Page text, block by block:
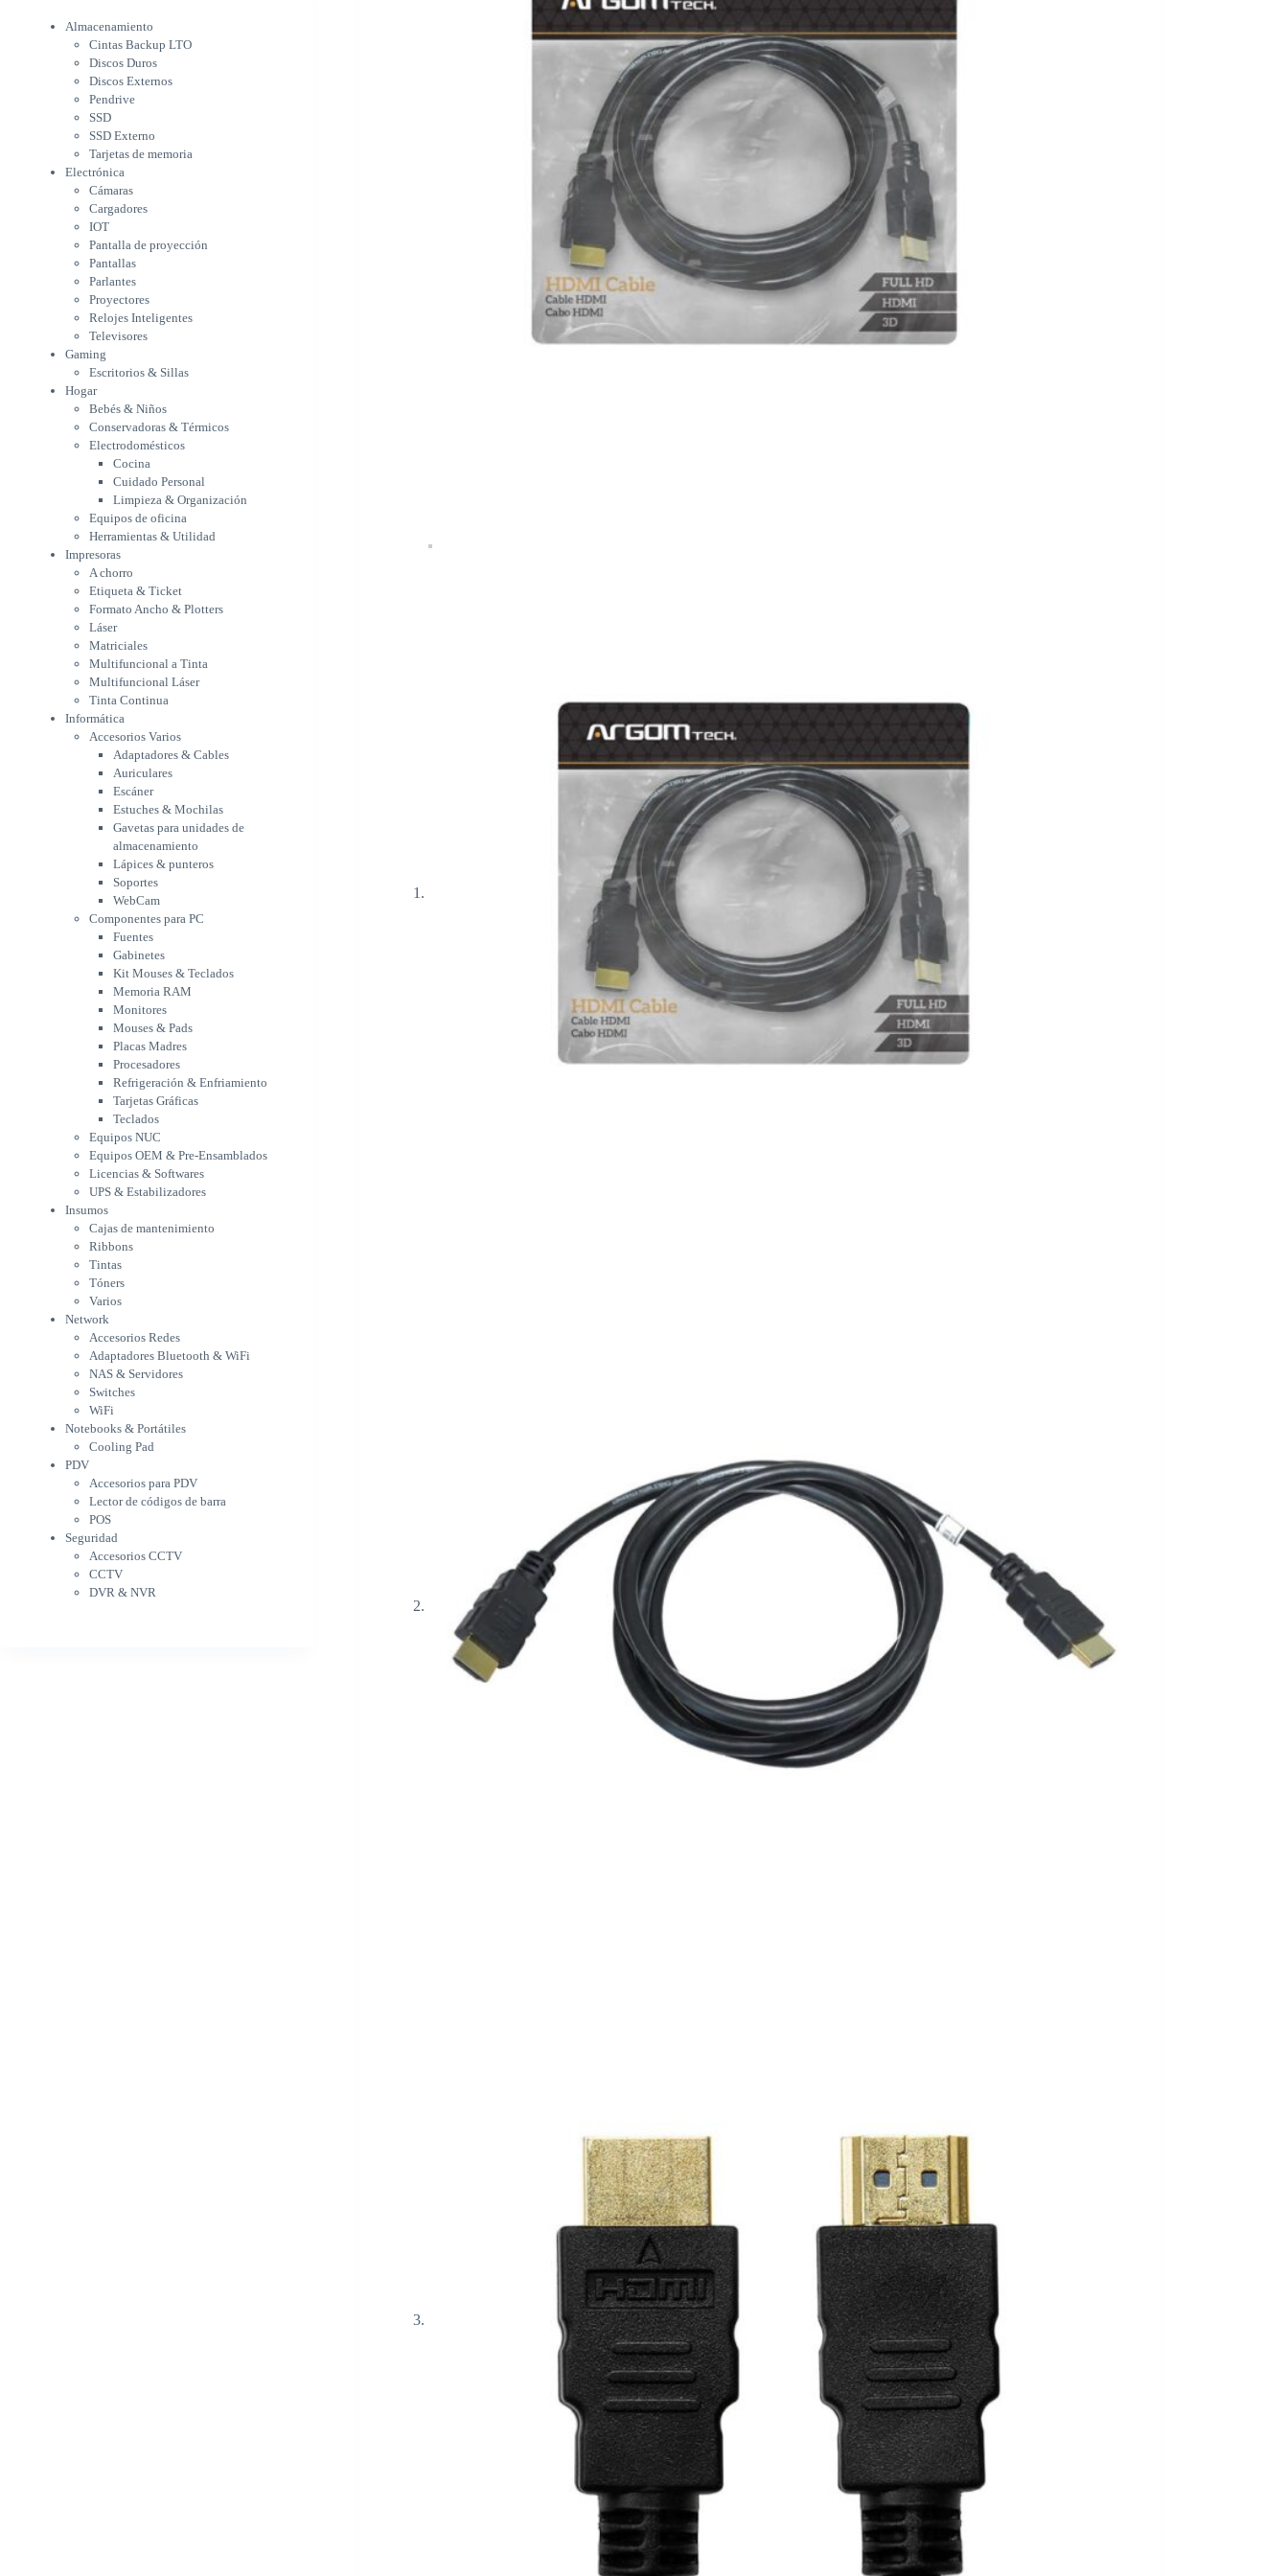
Cámaras
Cargadores
IOT
Pantalla de proyección
Pantallas
Parlantes
Proyectores
Relojes Inteligentes
Televisores
Gaming
Escritorios & Sillas
Hogar
Bebés & Niños
Conservadoras & Térmicos
Electrodomésticos
Cocina
Cuidado Personal
Equipos de oficina
Impresoras
A chorro
Etiqueta & Ticket
Formato Ancho & Plotters
Láser
Matriciales
Multifuncional a Tinta
Multifuncional Láser
Tinta Continua
Informática
Accesorios Varios
Adaptadores & Cables
Auriculares
Escáner
Estuches & Mochilas
Gavetas para unidades de
Lápices & punteros
Soportes
WebCam
Componentes para PC
Fuentes
Gabinetes
Kit Mouses & Teclados
Memoria RAM
Monitores
Mouses & Pads
Placas Madres
Procesadores
Refrigeración &
Enfriamiento
Tarjetas Gráficas
Teclados
Equipos NUC
Equipos OEM & Pre-
Ensamblados
Licencias & Softwares
UPS & Estabilizadores
Insumos
Cajas de mantenimiento
Ribbons
Tintas
Tóners
Varios
Network
Accesorios Redes
Adaptadores Bluetooth &
WiFi
NAS & Servidores
Switches
WiFi
Notebooks & Portátiles
Cargador para notebook
Cooling Pad
PDV
Accesorios para PDV
POS
Seguridad
Accesorios CCTV
CCTV
DVR & NVR
Sin categorizar
Almacenamiento
Cintas Backup LTO
Discos Duros
Discos Externos
Pendrive
SSD
SSD Externo
Tarjetas de memoria
Electrónica
Cámaras
Cargadores
IOT
Pantalla de proyección
Pantallas
Parlantes
Proyectores
Relojes Inteligentes
Televisores
Gaming
Escritorios & Sillas
Hogar
Bebés & Niños
Conservadoras & Térmicos
Electrodomésticos
Cocina
Cuidado Personal
Limpieza & Organización
Equipos de oficina
Herramientas & Utilidad
Impresoras
A chorro
Etiqueta & Ticket
Formato Ancho & Plotters
Láser
Matriciales
Multifuncional a Tinta
Multifuncional Láser
Tinta Continua
Informática
Accesorios Varios
Adaptadores & Cables
Auriculares
Escáner
Estuches & Mochilas
Gavetas para unidades de
almacenamiento
Lápices & punteros
Soportes
WebCam
Componentes para PC
Fuentes
Gabinetes
Kit Mouses & Teclados
Memoria RAM
Monitores
Mouses & Pads
Placas Madres
Procesadores
Refrigeración & Enfriamiento
Tarjetas Gráficas
Teclados
Equipos NUC
Equipos OEM & Pre-Ensamblados
Licencias & Softwares
UPS & Estabilizadores
Insumos
Cajas de mantenimiento
Ribbons
Tintas
Tóners
Varios
Network
Accesorios Redes
Adaptadores Bluetooth & WiFi
NAS & Servidores
Switches
WiFi
Notebooks & Portátiles
Cooling Pad
PDV
Accesorios para PDV
Lector de códigos de barra
POS
Seguridad
Accesorios CCTV
CCTV
DVR & NVR